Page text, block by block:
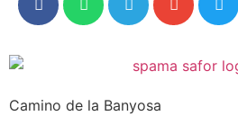
Camino de la Banyosa